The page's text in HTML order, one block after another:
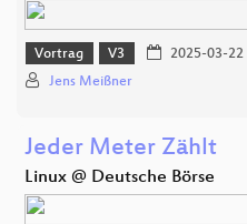
Vortrag V3 2025-03-22
Jens Meißner
Jeder Meter Zählt
Linux @ Deutsche Börse